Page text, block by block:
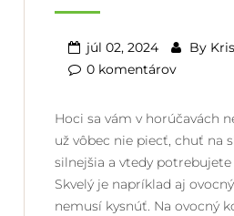
júl 02, 2024 By
0 komentárov
Hoci sa vám v horúčavách
už vôbec nie piecť, chuť na
silnejšia a vtedy
Skvelý je napríklad aj
nemusí kysnúť. Na ovocný